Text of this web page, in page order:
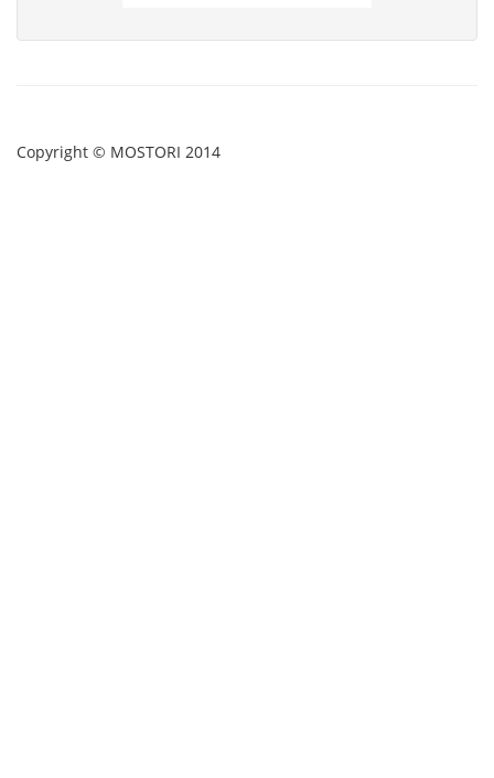
Copyright © MOSTORI 2014